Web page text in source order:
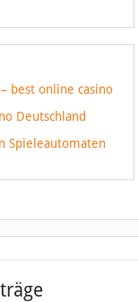
best online casino
Deutschland
Spieleautomaten